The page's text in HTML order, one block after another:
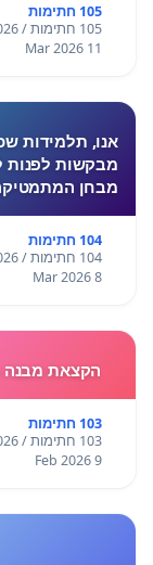
105 חתימות
105 חתימות / 2026
11 Mar 2026
אנו, תלמידות
מבקשות
מבחן
חוות לחץ, מתח ו
104 חתימות
104 חתימות / 2026
8 Mar 2026
הקצאת מבנה
103 חתימות
103 חתימות / 2026
9 Feb 2026